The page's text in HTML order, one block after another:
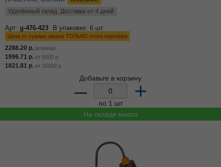
Удалённый склад. Доставка от 4 дней
Арт: g-476-423 В упаковке: 6 шт.
Цена от суммы заказа ТОЛЬКО этого партнёра
2288.20 р. розница
1996.71 р. от 5000 р.
1821.81 р. от 15000 р.
Добавьте в корзину
– +
по 1 шт
На складе много